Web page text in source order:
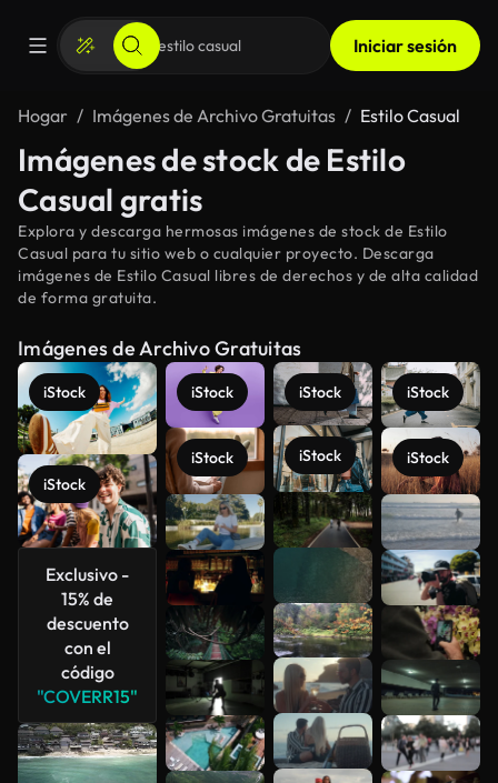
Iniciar sesión
Hogar Imágenes de Archivo Gratuitas Estilo Casual
Imágenes de stock de Estilo
Casual gratis
Explora y descarga hermosas imágenes de stock de Estilo
Casual para tu sitio web o cualquier proyecto. Descarga
imágenes de Estilo Casual libres de derechos y de alta calidad
de forma gratuita.
Imágenes de Archivo Gratuitas
iStock
iStock
Exclusivo -
15% de
descuento
con el
código
"COVERR15"
iStock
iStock
iStock
iStock
iStock
iStock
Ver más